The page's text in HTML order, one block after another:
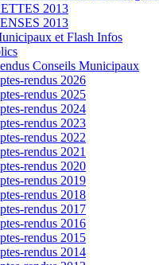
2013
2013
et Flash Infos
Conseils Municipaux
rendus 2026
rendus 2025
rendus 2024
rendus 2023
rendus 2022
rendus 2021
rendus 2020
rendus 2019
rendus 2018
rendus 2017
rendus 2016
rendus 2015
rendus 2014